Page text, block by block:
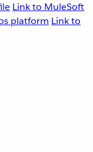
Link to MuleSoft
platform Link to